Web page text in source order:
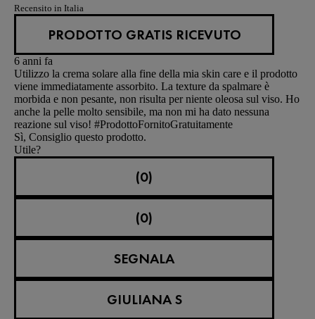
Recensito in Italia
PRODOTTO GRATIS RICEVUTO
6 anni fa
Utilizzo la crema solare alla fine della mia skin care e il prodotto
viene immediatamente assorbito. La texture da spalmare è
morbida e non pesante, non risulta per niente oleosa sul viso. Ho
anche la pelle molto sensibile, ma non mi ha dato nessuna
reazione sul viso! #ProdottoFornitoGratuitamente
Sì, Consiglio questo prodotto.
Utile?
(0)
(0)
SEGNALA
GIULIANA S